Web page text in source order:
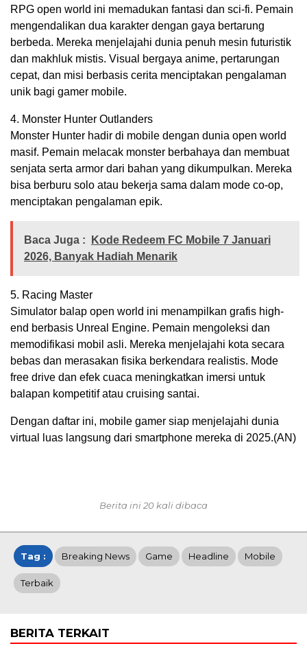
RPG open world ini memadukan fantasi dan sci-fi. Pemain
mengendalikan dua karakter dengan gaya bertarung
berbeda. Mereka menjelajahi dunia penuh mesin futuristik
dan makhluk mistis. Visual bergaya anime, pertarungan
cepat, dan misi berbasis cerita menciptakan pengalaman
unik bagi gamer mobile.
4. Monster Hunter Outlanders
Monster Hunter hadir di mobile dengan dunia open world
masif. Pemain melacak monster berbahaya dan membuat
senjata serta armor dari bahan yang dikumpulkan. Mereka
bisa berburu solo atau bekerja sama dalam mode co-op,
menciptakan pengalaman epik.
Baca Juga :
Kode Redeem FC Mobile 7 Januari
2026, Banyak Hadiah Menarik
5. Racing Master
Simulator balap open world ini menampilkan grafis high-
end berbasis Unreal Engine. Pemain mengoleksi dan
memodifikasi mobil asli. Mereka menjelajahi kota secara
bebas dan merasakan fisika berkendara realistis. Mode
free drive dan efek cuaca meningkatkan imersi untuk
balapan kompetitif atau cruising santai.
Dengan daftar ini, mobile gamer siap menjelajahi dunia
virtual luas langsung dari smartphone mereka di 2025.(AN)
Berita ini 20 kali dibaca
Tag : Breaking News Game Headline Mobile
Terbaik
BERITA TERKAIT